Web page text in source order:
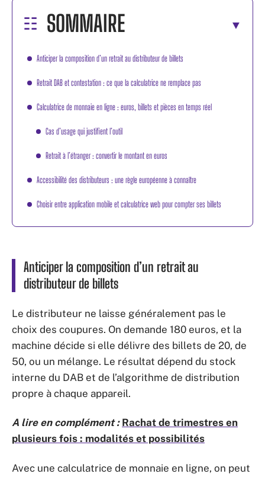
SOMMAIRE
Anticiper la composition d’un retrait au distributeur de billets
Retrait DAB et contestation : ce que la calculatrice ne remplace pas
Calculatrice de monnaie en ligne : euros, billets et pièces en temps réel
Cas d’usage qui justifient l’outil
Retrait à l’étranger : convertir le montant en euros
Accessibilité des distributeurs : une règle européenne à connaître
Choisir entre application mobile et calculatrice web pour compter ses billets
Anticiper la composition d’un retrait au
distributeur de billets
Le distributeur ne laisse généralement pas le
choix des coupures. On demande 180 euros, et la
machine décide si elle délivre des billets de 20, de
50, ou un mélange. Le résultat dépend du stock
interne du DAB et de l’algorithme de distribution
propre à chaque appareil.
A lire en complément : Rachat de trimestres en
plusieurs fois : modalités et possibilités
Avec une calculatrice de monnaie en ligne, on peut